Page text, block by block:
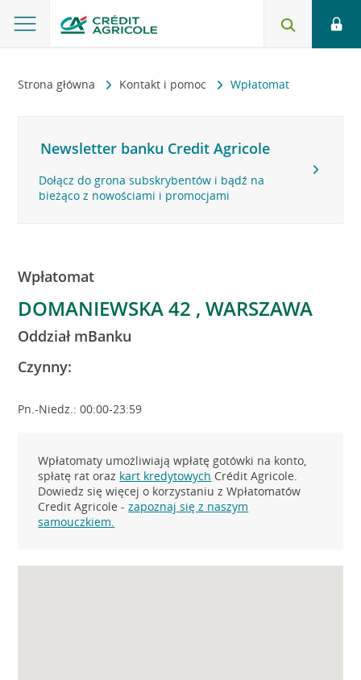
Strona główna Kontakt i pomoc Wpłatomat
Newsletter banku Credit Agricole
Dołącz do grona subskrybentów i bądź na
bieżąco z nowościami i promocjami
Wpłatomat
DOMANIEWSKA 42 , WARSZAWA
Oddział mBanku
Czynny:
Pn.-Niedz.: 00:00-23:59
Wpłatomaty umożliwiają wpłatę gotówki na konto,
spłatę rat oraz kart kredytowych Crédit Agricole.
Dowiedz się więcej o korzystaniu z Wpłatomatów
Credit Agricole -zapoznaj się z naszym
samouczkiem.